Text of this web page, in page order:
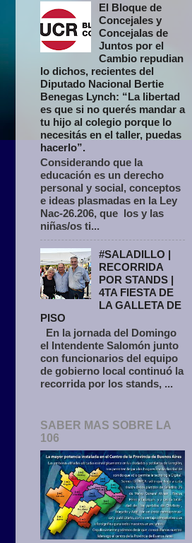
El Bloque de
Concejales y
Concejalas de
Juntos por el
Cambio repudian
lo dichos, recientes del
Diputado Nacional Bertie
Benegas Lynch: “La libertad
es que si no querés mandar a
tu hijo al colegio porque lo
necesitás en el taller, puedas
hacerlo”.
Considerando que la
educación es un derecho
personal y social, conceptos
e ideas plasmadas en la Ley
Nac-26.206, que los y las
niñas/os ti...
#SALADILLO |
RECORRIDA
POR STANDS |
4TA FIESTA DE
LA GALLETA DE
PISO
En la jornada del Domingo
el Intendente Salomón junto
con funcionarios del equipo
de gobierno local continuó la
recorrida por los stands, ...
SABER MAS SOBRE LA
106